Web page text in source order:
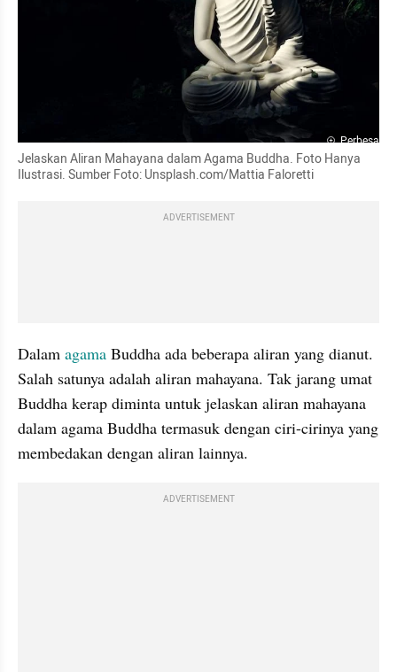
Perbesar
Jelaskan Aliran Mahayana dalam Agama Buddha. Foto Hanya
Ilustrasi. Sumber Foto: Unsplash.com/Mattia Faloretti
ADVERTISEMENT
Dalam agama Buddha ada beberapa aliran yang dianut.
Salah satunya adalah aliran mahayana. Tak jarang umat
Buddha kerap diminta untuk jelaskan aliran mahayana
dalam agama Buddha termasuk dengan ciri-cirinya yang
membedakan dengan aliran lainnya.
ADVERTISEMENT